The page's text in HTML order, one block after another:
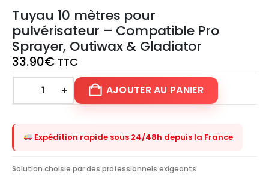
Tuyau 10 mètres pour
pulvérisateur – Compatible Pro
Sprayer, Outiwax & Gladiator
33.90€ TTC
AJOUTER AU PANIER
Expédition rapide sous 24/48h depuis la France
Solution choisie par des professionnels exigeants